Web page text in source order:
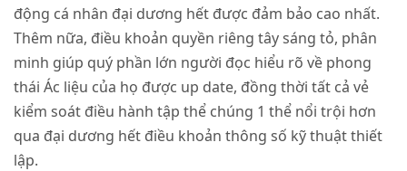
động cá nhân đại dương hết được đảm bảo cao nhất.
Thêm nữa, điều khoản quyền riêng tây sáng tỏ, phân
minh giúp quý phần lớn người đọc hiểu rõ về phong
thái Ác liệu của họ được up date, đồng thời tất cả vẻ
kiểm soát điều hành tập thể chúng 1 thể nổi trội hơn
qua đại dương hết điều khoản thông số kỹ thuật thiết
lập.